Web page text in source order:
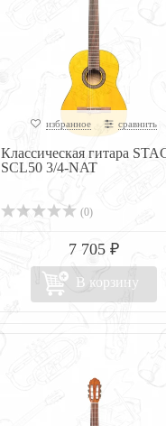
избранное сравнить
Классическая гитара
SCL50 3/4-NAT
(0)
7 705 ₽
В корзину